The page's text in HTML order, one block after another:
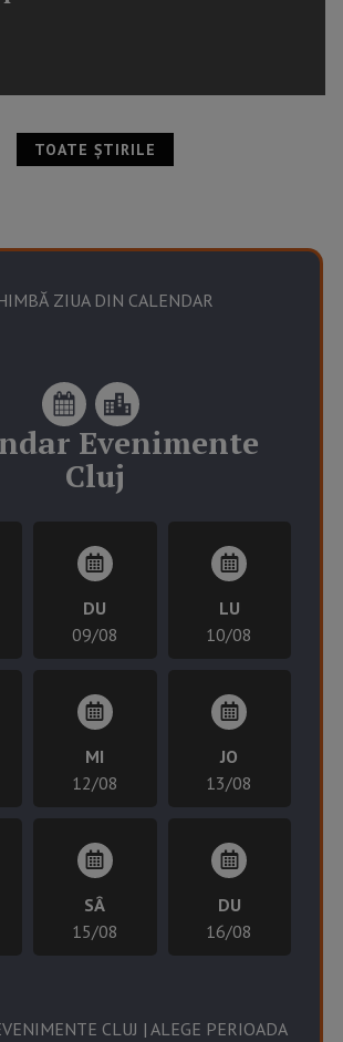
TOATE ȘTIRILE
ZIUA DIN CALENDAR
Evenimente
Cluj
DU
09/08
LU
10/08
MI
12/08
JO
13/08
SÂ
15/08
DU
16/08
CLUJ | ALEGE PERIOADA